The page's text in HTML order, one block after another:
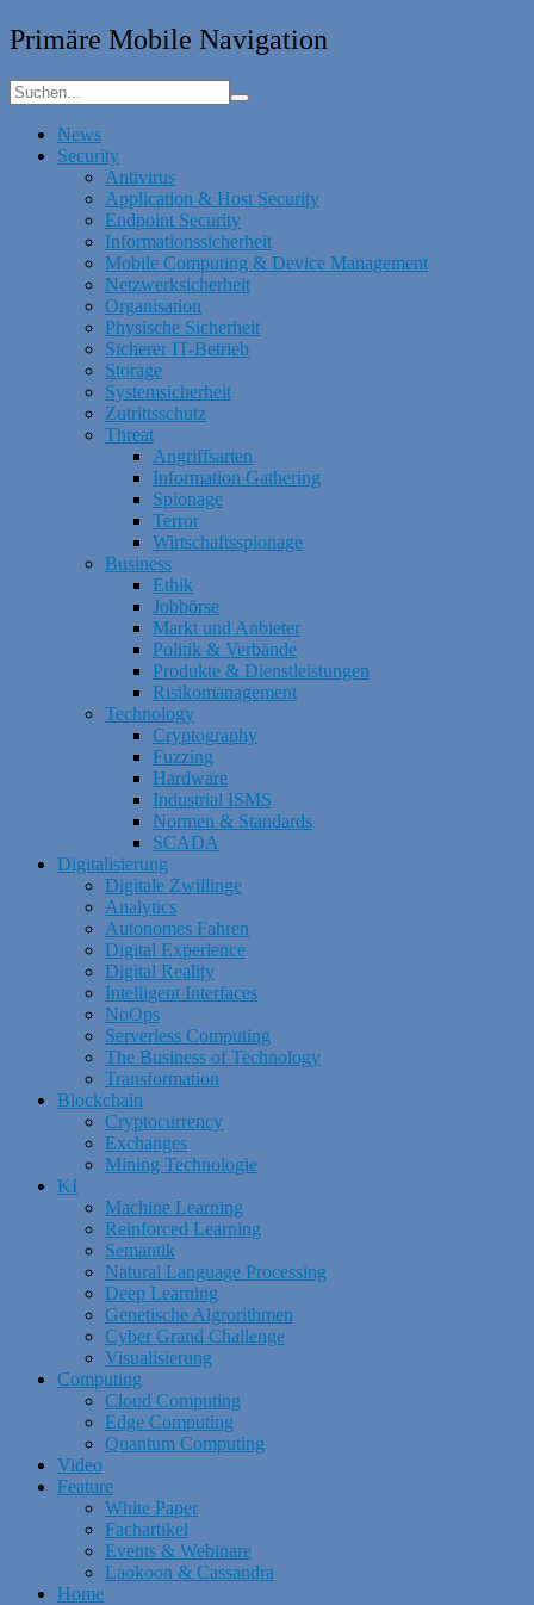
Primäre Mobile Navigation
News
Security
Antivirus
Application & Host Security
Endpoint Security
Informationssicherheit
Mobile Computing & Device Management
Netzwerksicherheit
Organisation
Physische Sicherheit
Sicherer IT-Betrieb
Storage
Systemsicherheit
Zutrittsschutz
Threat
Angriffsarten
Information Gathering
Spionage
Terror
Wirtschaftsspionage
Business
Ethik
Jobbörse
Markt und Anbieter
Politik & Verbände
Produkte & Dienstleistungen
Risikomanagement
Technology
Cryptography
Fuzzing
Hardware
Industrial ISMS
Normen & Standards
SCADA
Digitalisierung
Digitale Zwillinge
Analytics
Autonomes Fahren
Digital Experience
Digital Reality
Intelligent Interfaces
NoOps
Serverless Computing
The Business of Technology
Transformation
Blockchain
Cryptocurrency
Exchanges
Mining Technologie
KI
Machine Learning
Reinforced Learning
Semantik
Natural Language Processing
Deep Learning
Genetische Algrorithmen
Cyber Grand Challenge
Visualisierung
Computing
Cloud Computing
Edge Computing
Quantum Computing
Video
Feature
White Paper
Fachartikel
Events & Webinare
Laokoon & Cassandra
Home